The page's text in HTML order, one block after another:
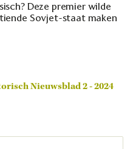
Deze premier wilde
Sovjet-staat maken
Nieuwsblad 2 - 2024